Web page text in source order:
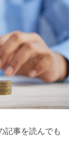
記事を読んでも